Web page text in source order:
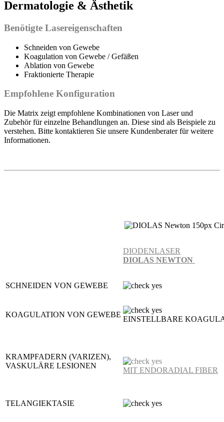
Dermatologie & Ästhetik
Benötigte Lasereigenschaften
Schneiden von Gewebe
Koagulation von Gewebe / Gefäßen
Ablation von Gewebe
Fraktionierte Therapie
Empfohlene Konfiguration
Die Matrix zeigt empfohlene Kombinationen von Laser und
Zubehör für einzelne Behandlungen an. Diese sind als Beispiele zu
verstehen. Bitte kontaktieren Sie unsere Kundenberater für weitere
Informationen.
DIODENLASER
DIOLAS NEWTON
SCHNEIDEN VON GEWEBE
KOAGULATION VON GEWEBE
EINSTELLBARE
KRAMPFADERN (VARIZEN),
VASKULÄRE LESIONEN
MIT ENDORADIAL FIBER
TELANGIEKTASIE